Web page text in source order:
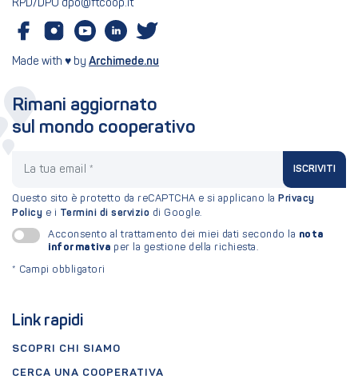
RPD/DPO dpo@ftcoop.it
Made with ♥ by Archimede.nu
Link rapidi
SCOPRI CHI SIAMO
CERCA UNA COOPERATIVA
Rimani aggiornato
sul mondo cooperativo
ISCRIVITI
Questo sito è protetto da reCAPTCHA e si applicano la Privacy
Policy e i Termini di servizio di Google.
Acconsento al trattamento dei miei dati secondo la nota
informativa per la gestione della richiesta.
* Campi obbligatori